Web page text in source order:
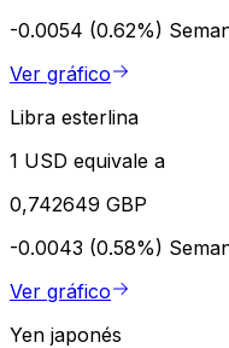
-0.0054 (0.62%)
Ver gráfico
Libra esterlina
1 USD equivale a
0,742649 GBP
-0.0043 (0.58%)
Ver gráfico
Yen japonés